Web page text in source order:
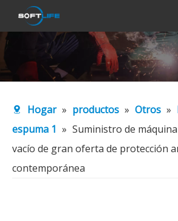
Hogar » productos » Otros »
espuma 1 » Suministro de
vacío de gran oferta de protección
contemporánea